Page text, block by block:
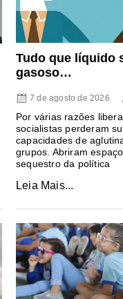
Tudo que líquido
gasoso…
7 de agosto de 2026
Por várias razões
socialistas perderam
capacidades de
grupos. Abriram
sequestro da política
Leia Mais...